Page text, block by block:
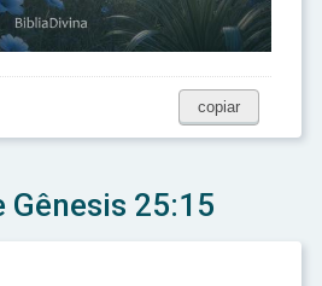
copiar
25:15